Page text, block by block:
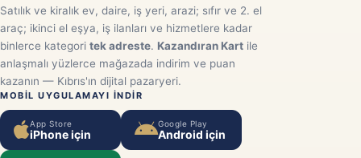
Satılık ve kiralık ev, daire, iş yeri, arazi; sıfır ve 2. el
araç; ikinci el eşya, iş ilanları ve hizmetlere kadar
binlerce kategori tek adreste. Kazandıran Kart ile
anlaşmalı yüzlerce mağazada indirim ve puan
kazanın — Kıbrıs'ın dijital pazaryeri.
MOBIL UYGULAMAYI INDIR
App Store
iPhone için
Google Play
Android için